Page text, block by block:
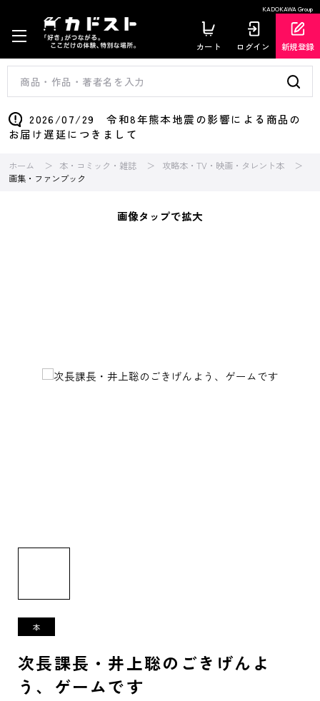
KADOKAWA Group
カート ログイン 新規登録
2026/07/29 令和8年熊本地震の影響による商品の
お届け遅延につきまして
ホーム 本・コミック・雑誌
攻略本・TV・映画・タレント本
画集・ファンブック
画像タップで拡大
次長課長・井上聡のごきげんよ
う、ゲームです